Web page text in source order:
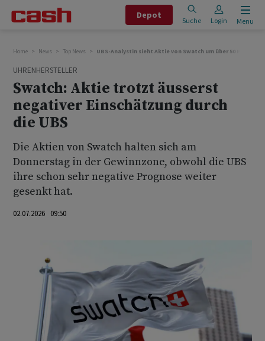
Depot
Suche Login Menu
Home News Top News UBS-Analystin sieht Aktie von Swatch um über 50 Prozent
UHRENHERSTELLER
Swatch: Aktie trotzt äusserst
negativer Einschätzung durch
die UBS
Die Aktien von Swatch halten sich am
Donnerstag in der Gewinnzone, obwohl die UBS
ihre schon sehr negative Prognose weiter
gesenkt hat.
02.07.2026 09:50